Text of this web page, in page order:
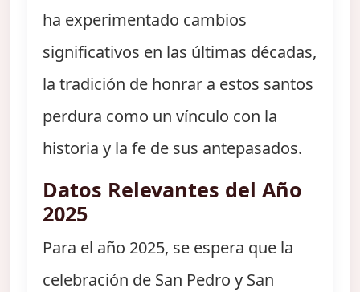
ha experimentado cambios
significativos en las últimas décadas,
la tradición de honrar a estos santos
perdura como un vínculo con la
historia y la fe de sus antepasados.
Datos Relevantes del Año
2025
Para el año 2025, se espera que la
celebración de San Pedro y San